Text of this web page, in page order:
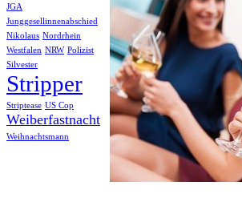
JGA
Junggesellinnenabschied
Nikolaus Nordrhein
Westfalen NRW Polizist
Silvester
Stripper
Striptease US Cop
Weiberfastnacht
Weihnachtsmann